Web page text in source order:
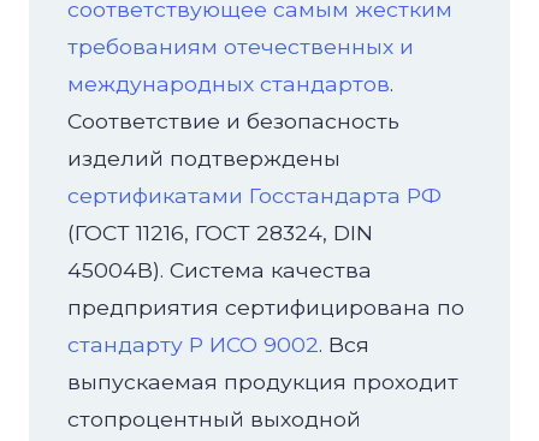
соответствующее самым жестким
требованиям отечественных и
международных стандартов.
Соответствие и безопасность
изделий подтверждены
сертификатами Госстандарта РФ
(ГОСТ 11216, ГОСТ 28324, DIN
45004B). Система качества
предприятия сертифицирована по
стандарту Р ИСО 9002. Вся
выпускаемая продукция проходит
стопроцентный выходной